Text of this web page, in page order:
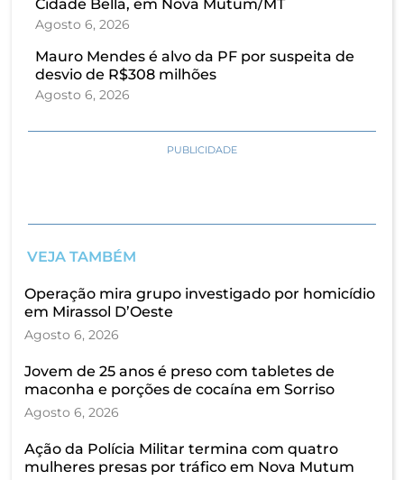
Cidade Bella, em Nova Mutum/MT
Agosto 6, 2026
Mauro Mendes é alvo da PF por suspeita de
desvio de R$308 milhões
Agosto 6, 2026
PUBLICIDADE
VEJA TAMBÉM
Operação mira grupo investigado por homicídio
em Mirassol D’Oeste
Agosto 6, 2026
Jovem de 25 anos é preso com tabletes de
maconha e porções de cocaína em Sorriso
Agosto 6, 2026
Ação da Polícia Militar termina com quatro
mulheres presas por tráfico em Nova Mutum